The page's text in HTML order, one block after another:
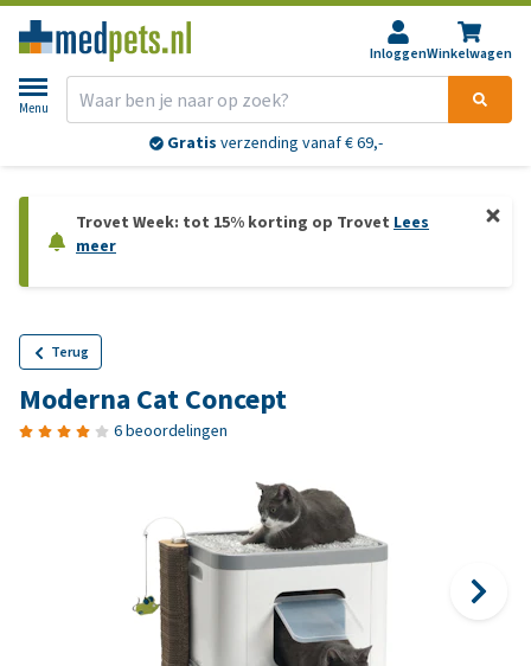
InloggenWinkelwagen
Menu
Gratis verzending vanaf € 69,-
Trovet Week: tot 15% korting op Trovet Lees
meer
Terug
Moderna Cat Concept
6 beoordelingen